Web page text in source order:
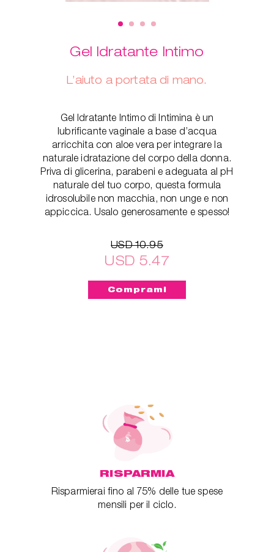
Gel Idratante Intimo
L’aiuto a portata di mano.
Gel Idratante Intimo di Intimina è un
lubrificante vaginale a base d’acqua
arricchita con aloe vera per integrare la
naturale idratazione del corpo della donna.
Priva di glicerina, parabeni e adeguata al pH
naturale del tuo corpo, questa formula
idrosolubile non macchia, non unge e non
appiccica. Usalo generosamente e spesso!
USD 10.95
USD 5.47
RISPARMIA
Risparmierai fino al 75% delle tue spese
mensili per il ciclo.